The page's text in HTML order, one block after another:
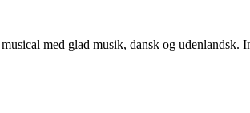
med glad musik, dansk og